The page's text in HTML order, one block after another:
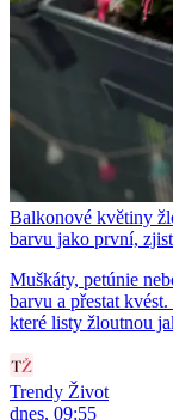
Balkonové květiny
barvu jako první,
Muškáty, petúnie
barvu a přestat
které listy žloutnou
Trendy Život
dnes, 09:55